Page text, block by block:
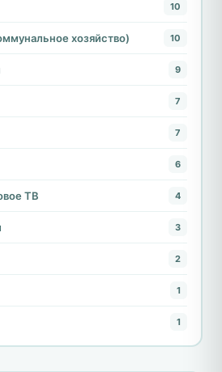
10
хозяйство) 10
9
7
7
6
ТВ 4
3
2
1
1